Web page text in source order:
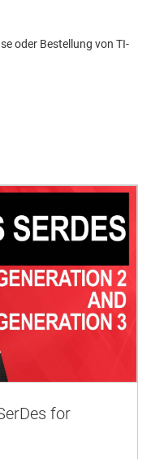
oder Bestellung von TI-